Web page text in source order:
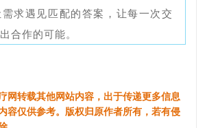
求遇见匹配的答案，让每一次交
合作的可能。
网转载其他网站内容，出于传递更多信息
容仅供参考。版权归原作者所有，若有侵